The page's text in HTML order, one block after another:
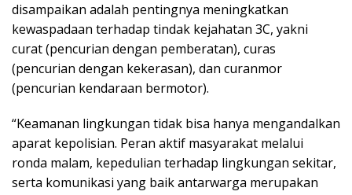
disampaikan adalah pentingnya meningkatkan
kewaspadaan terhadap tindak kejahatan 3C, yakni
curat (pencurian dengan pemberatan), curas
(pencurian dengan kekerasan), dan curanmor
(pencurian kendaraan bermotor).
“Keamanan lingkungan tidak bisa hanya mengandalkan
aparat kepolisian. Peran aktif masyarakat melalui
ronda malam, kepedulian terhadap lingkungan sekitar,
serta komunikasi yang baik antarwarga merupakan